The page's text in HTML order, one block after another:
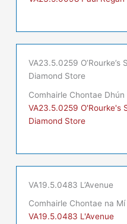
VA23.5.0259
Diamond Store
Comhairle Chontae
VA23.5.0259 O'Rourke's
Diamond Store
VA19.5.0483 L’Avenue
Comhairle Chontae na
VA19.5.0483 L'Avenue